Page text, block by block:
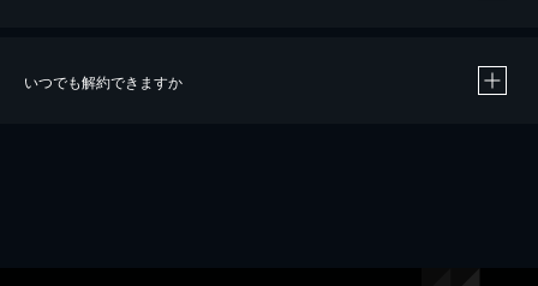
いつでも解約できますか